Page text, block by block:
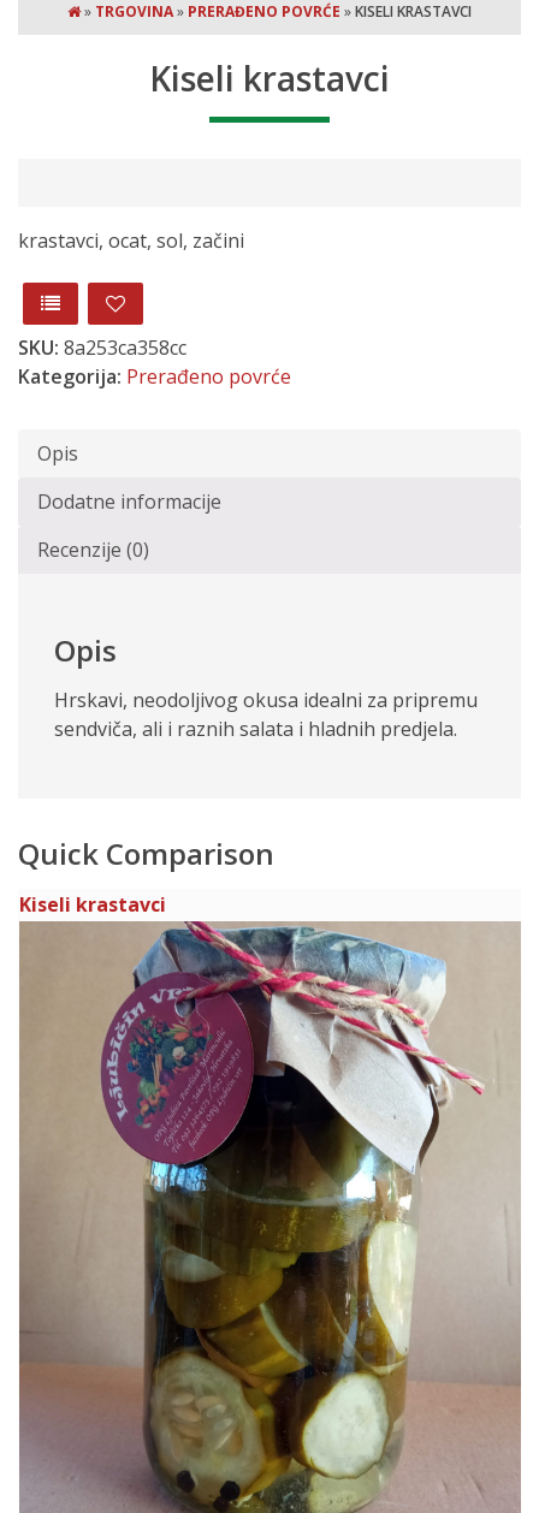
» TRGOVINA» PRERAĐENO POVRĆE »KISELI KRASTAVCI
Kiseli krastavci
krastavci, ocat, sol, začini
SKU: 8a253ca358cc
Kategorija: Prerađeno povrće
Opis
Dodatne informacije
Recenzije (0)
Opis
Hrskavi, neodoljivog okusa idealni za pripremu
sendviča, ali i raznih salata i hladnih predjela.
Quick Comparison
Kiseli krastavci